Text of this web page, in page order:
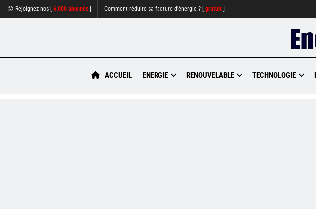
😮 Rejoignez nos [ 6.000 abonnés Comment réduire sa facture d'énergie ? [ gratuit
ACCUEIL ENERGIE RENOUVELABLE TECHNOLOGIE